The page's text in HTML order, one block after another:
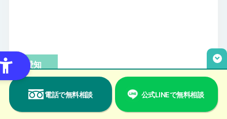
愛知
遺品整理 リリーフ
名古屋緑店
電話で無料相談 公式LINEで無料相談